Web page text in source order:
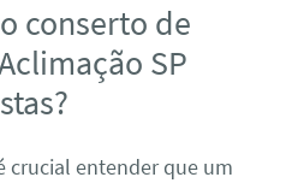
conserto de
SP
crucial entender que um